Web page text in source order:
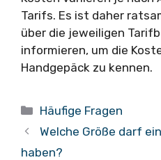
Tarifs. Es ist daher
über die jeweiligen
informieren, um die
Handgepäck zu kennen.
Kategorien
Häufige Fragen
Welche Größe darf
haben?